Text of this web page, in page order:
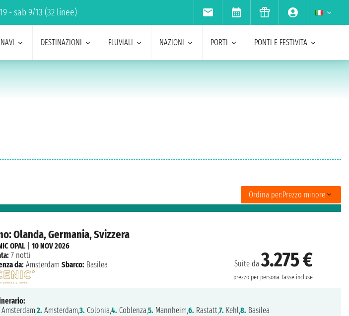
- sab 9/13 (32 linee)
NAVI DESTINAZIONI FLUVIALI NAZIONI PORTI PONTI E FESTIVITA
Ordina per:Prezzo minore
Olanda, Germania, Svizzera
Suite da3.275 €
prezzo per persona Tasse incluse
OPAL |10 NOV 2026
7 notti
da: Amsterdam Sbarco: Basilea
Amsterdam,2. Amsterdam,3. Colonia,4. Coblenza,5. Mannheim,6. Rastatt,7. Kehl,8. Basilea